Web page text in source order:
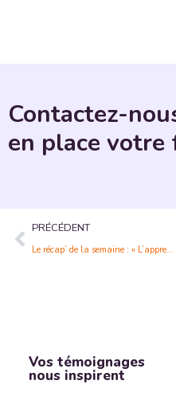
Contactez-
en place votre
PRÉCÉDENT
Le récap’ de la semaine : « L’apprentissage mixte est la voix royale de la formation »
Vos témoignages
nous inspirent